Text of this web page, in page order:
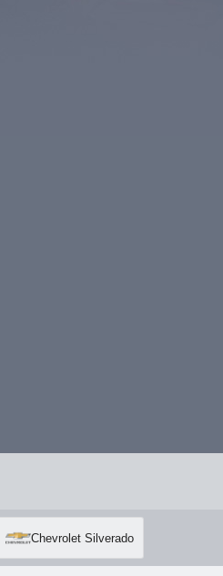
Chevrolet Silverado